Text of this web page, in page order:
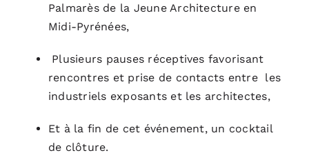
Palmarès de la Jeune Architecture en
Midi-Pyrénées,
Plusieurs pauses réceptives favorisant
rencontres et prise de contacts entre les
industriels exposants et les architectes,
Et à la fin de cet événement, un cocktail
de clôture.